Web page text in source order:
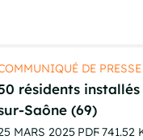
DE PRESSE
résidents installés
Saône (69)
MARS 2025 PDF 741.52